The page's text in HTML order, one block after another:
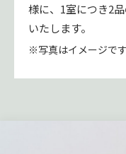
様に、1室につき2
いたします。
※写真はイメージです